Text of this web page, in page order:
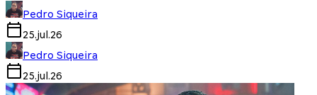
Pedro Siqueira
25.jul.26
Pedro Siqueira
25.jul.26